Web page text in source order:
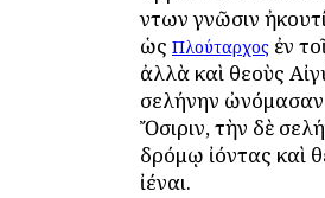
ὄντων γνῶσιν
ὡς Πλούταρχος ἐν
ἀλλὰ καὶ θεοὺς
σελήνην ὠνόμασαν
Ὄσιριν, τὴν δὲ
δρόμῳ ἰόντας καὶ
ἰέναι.